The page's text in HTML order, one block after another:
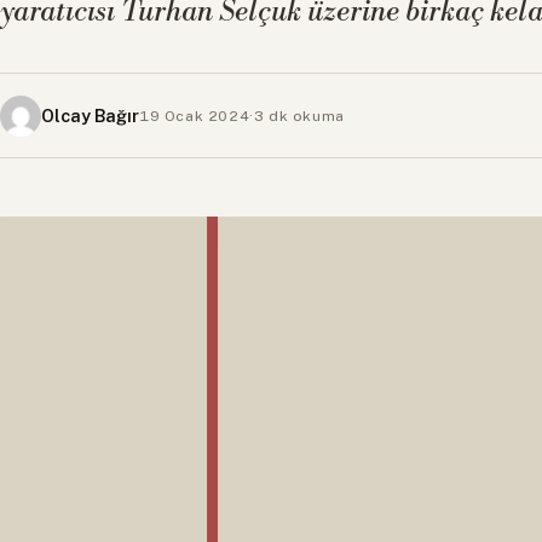
yaratıcısı Turhan Selçuk üzerine birkaç
Olcay Bağır19 Ocak 2024· 3 dk okuma